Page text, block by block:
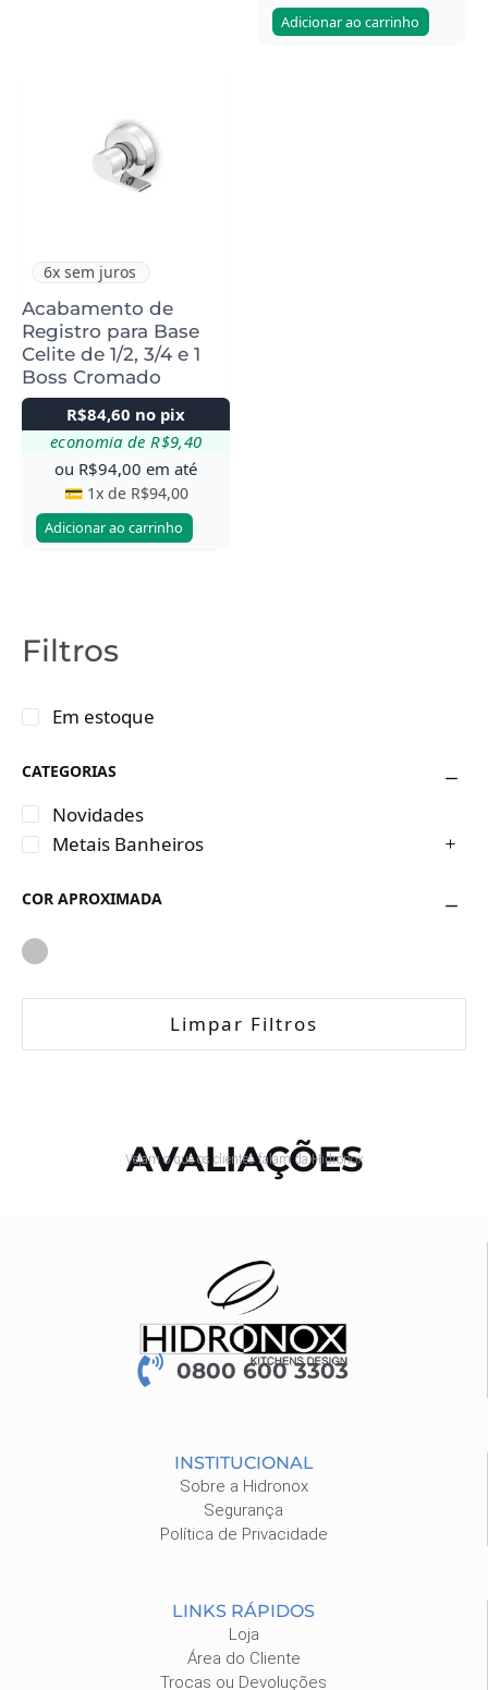
Filtros
Em estoque
CATEGORIAS
Novidades
Metais Banheiros
COR APROXIMADA
Limpar Filtros
Adicionar ao carrinho
6x sem juros
Acabamento de
Registro para Base
Celite de 1/2, 3/4 e 1
Boss Cromado
R$84,60 no pix
economia de R$9,40
ou R$94,00 em até
💳 1x de R$94,00
Adicionar ao carrinho
AVALIAÇÕES
Vejam o que os clientes falam da Hidronox
0800 600 3303
INSTITUCIONAL
Sobre a Hidronox
Segurança
Política de Privacidade
LINKS RÁPIDOS
Loja
Área do Cliente
Trocas ou Devoluções